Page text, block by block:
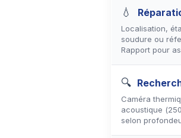
💧
Localisation,
soudure ou
Rapport pour
🔍
Caméra
acoustique
selon